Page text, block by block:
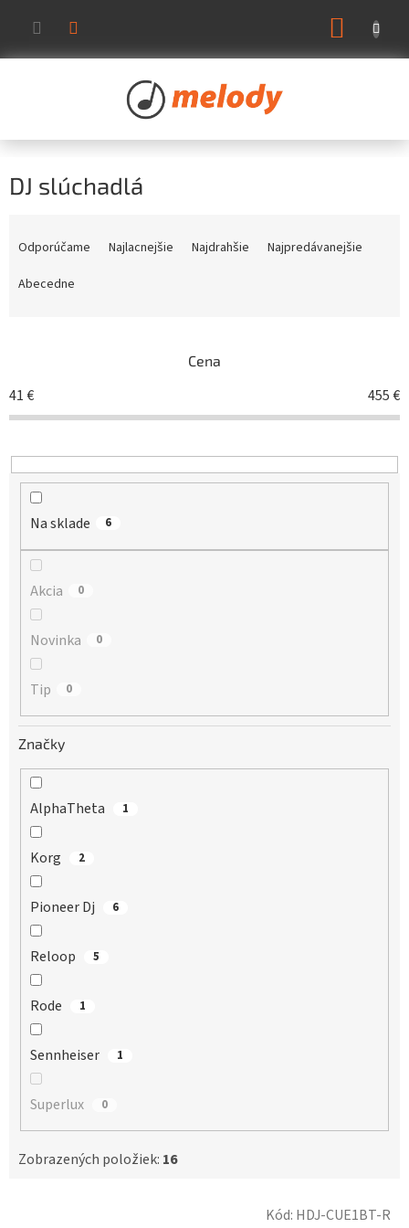
obsah
DJ slúchadlá
o
d
Odporúčame Najlacnejšie Najdrahšie
Najpredávanejšie
Abecedne
Cena
41€ 455€
Na sklade 6
Akcia 0
Novinka 0
Tip 0
Značky
AlphaTheta 1
Korg 2
Pioneer Dj 6
Reloop 5
Rode 1
Sennheiser 1
Superlux 0
Zobrazených položiek: 16
Kód: HDJ-CUE1BT-R